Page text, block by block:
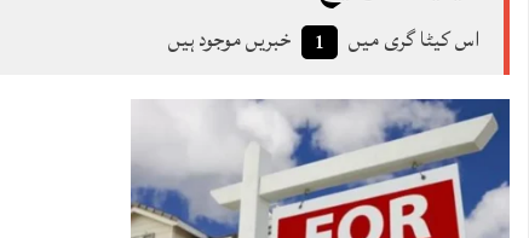
اس کیٹا گری میں 1 خبریں موجود ہیں